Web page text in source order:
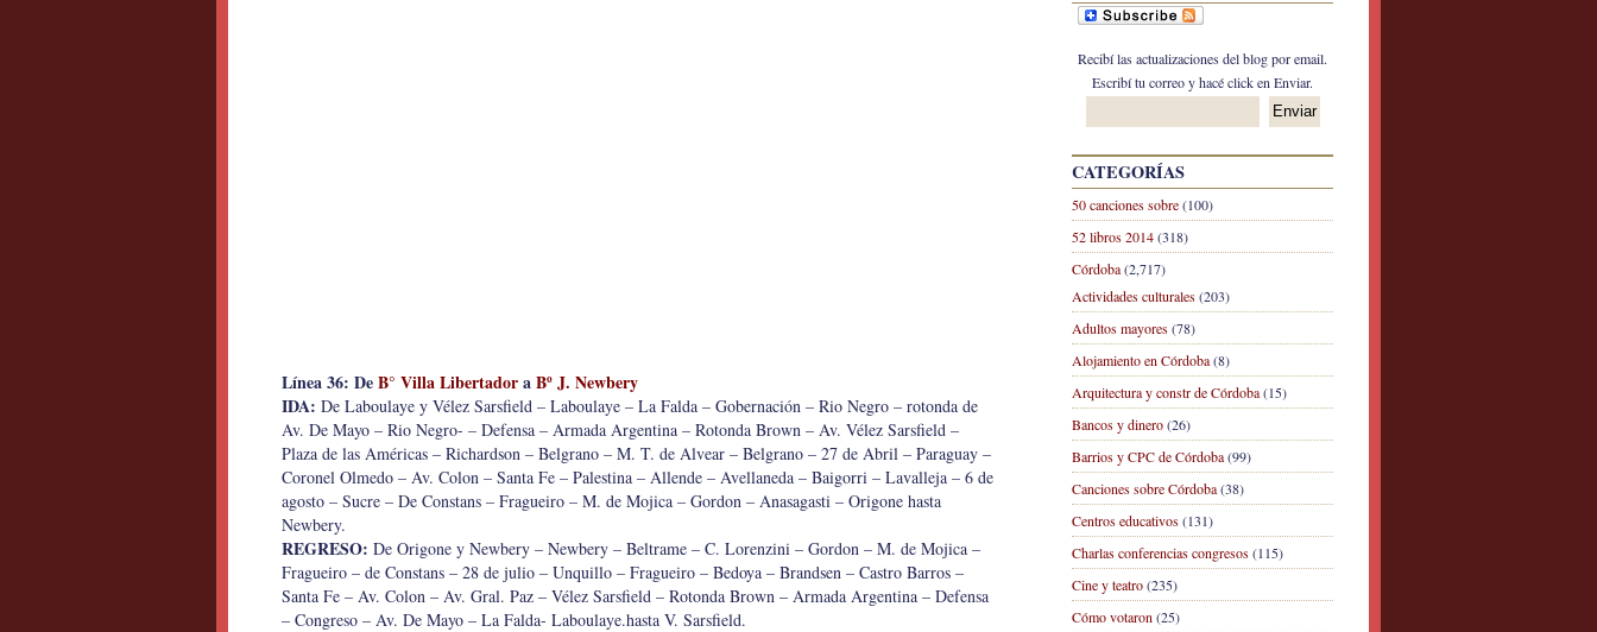
Recibí las actualizaciones del blog por email.
Escribí tu correo y hacé click en Enviar.
CATEGORÍAS
50 canciones sobre(100)
52 libros 2014(318)
Córdoba(2,717)
Actividades culturales(203)
Adultos mayores(78)
Alojamiento en Córdoba(8)
Arquitectura y constr de Córdoba(15)
Bancos y dinero(26)
Barrios y CPC de Córdoba(99)
Canciones sobre Córdoba(38)
Centros educativos(131)
Charlas conferencias congresos(115)
Cine y teatro(235)
Cómo votaron (25)
Línea 36: DeB° Villa LibertadoraBº J. Newbery
IDA: De Laboulaye y Vélez Sarsfield – Laboulaye – La Falda – Gobernación – Rio Negro – rotonda de
Av. De Mayo – Rio Negro- – Defensa – Armada Argentina – Rotonda Brown – Av. Vélez Sarsfield –
Plaza de las Américas – Richardson – Belgrano – M. T. de Alvear – Belgrano – 27 de Abril – Paraguay –
Coronel Olmedo – Av. Colon – Santa Fe – Palestina – Allende – Avellaneda – Baigorri – Lavalleja – 6 de
agosto – Sucre – De Constans – Fragueiro – M. de Mojica – Gordon – Anasagasti – Origone hasta
Newbery.
REGRESO: De Origone y Newbery – Newbery – Beltrame – C. Lorenzini – Gordon – M. de Mojica –
Fragueiro – de Constans – 28 de julio – Unquillo – Fragueiro – Bedoya – Brandsen – Castro Barros –
Santa Fe – Av. Colon – Av. Gral. Paz – Vélez Sarsfield – Rotonda Brown – Armada Argentina – Defensa
– Congreso – Av. De Mayo – La Falda- Laboulaye.hasta V. Sarsfield.